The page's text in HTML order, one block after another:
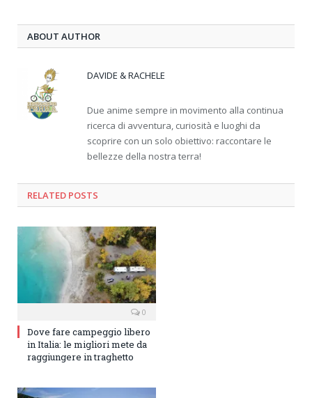
ABOUT AUTHOR
DAVIDE & RACHELE
Due anime sempre in movimento alla continua
ricerca di avventura, curiosità e luoghi da
scoprire con un solo obiettivo: raccontare le
bellezze della nostra terra!
RELATED POSTS
0
Dove fare campeggio libero
in Italia: le migliori mete da
raggiungere in traghetto